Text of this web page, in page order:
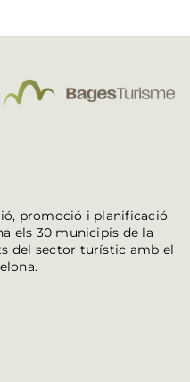
promoció i planificació
els 30 municipis de la
del sector turístic amb el